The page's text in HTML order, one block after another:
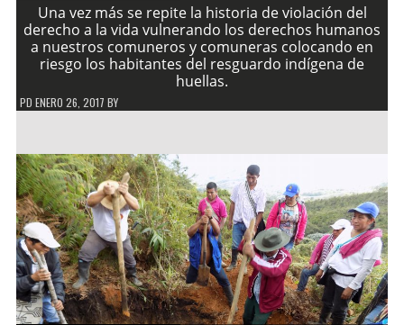
Una vez más se repite la historia de violación del
derecho a la vida vulnerando los derechos humanos
a nuestros comuneros y comuneras colocando en
riesgo los habitantes del resguardo indígena de
huellas.
PD ENERO 26, 2017 BY